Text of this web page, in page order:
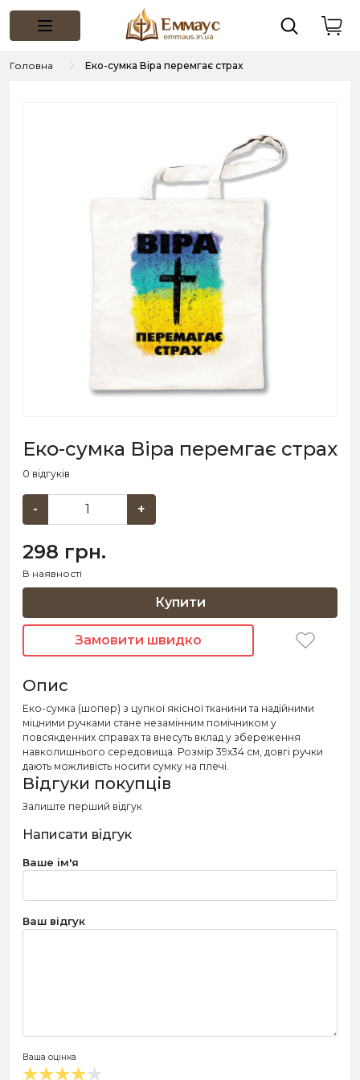
Головна Еко-сумка Віра перемгає страх
Еко-сумка Віра перемгає страх
0 відгуків
- +
298 грн.
В наявності
Купити
Замовити швидко
Опис
Еко-сумка (шопер) з цупкої якісної тканини та надійними
міцними ручками стане незамінним помічником у
повсякденних справах та внесуть вклад у збереження
навколишнього середовища. Розмір 39х34 см, довгі ручки
дають можливість носити сумку на плечі.
Відгуки покупців
Залиште перший відгук
Написати відгук
Ваше ім'я
Ваш відгук
Ваша оцінка